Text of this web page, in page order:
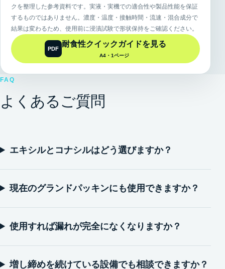
クを整理した参考資料です。実液・実機での適合性や製品性能を保証
するものではありません。濃度・温度・接触時間・流速・混合成分で
結果は変わるため、使用前に浸漬試験で形状保持をご確認ください。
PDF
耐食性クイックガイドを見る
A4・1ページ
FAQ
よくあるご質問
エキシルとコナシルはどう選びますか？
現在のグランドパッキンにも使用できますか？
使用すれば漏れが完全になくなりますか？
増し締めを続けている設備でも相談できますか？